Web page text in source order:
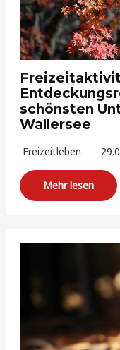
schönsten
Wallersee
Freizeitleben
Mehr lesen